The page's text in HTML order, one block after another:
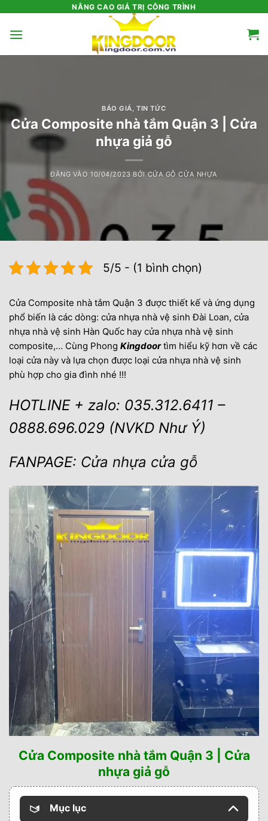
nội
NÂNG CAO GIÁ TRỊ CÔNG TRÌNH
BÁO GIÁ ,TIN TỨC
Cửa Composite nhà tắm Quận 3 | Cửa
nhựa giả gỗ
ĐĂNG VÀO10/04/2023 BỞI CỬA GỖ CỬA NHỰA
5/5 - (1 bình chọn)
Cửa Composite nhà tắm Quận 3 được thiết kế và ứng dụng
phổ biến là các dòng: cửa nhựa nhà vệ sinh Đài Loan, cửa
nhựa nhà vệ sinh Hàn Quốc hay cửa nhựa nhà vệ sinh
composite,… Cùng Phong Kingdoortìm hiểu kỹ hơn về các
loại cửa này và lựa chọn được loại cửa nhựa nhà vệ sinh
phù hợp cho gia đình nhé !!!
HOTLINE + zalo: 035.312.6411 –
0888.696.029 (NVKD Như Ý)
FANPAGE: Cửa nhựa cửa gỗ
Cửa Composite nhà tắm Quận 3 | Cửa
nhựa giả gỗ
Mục lục